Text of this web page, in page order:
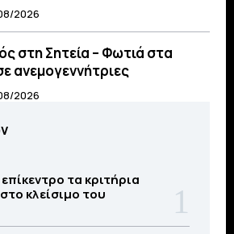
2026
στη Σητεία – Φωτιά στα
ανεμογεννήτριες
2026
τα κριτήρια
κλείσιμο του